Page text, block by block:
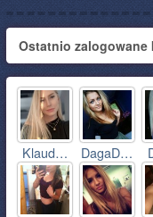
Ostatnio zalogowane
Klaud… DagaD…